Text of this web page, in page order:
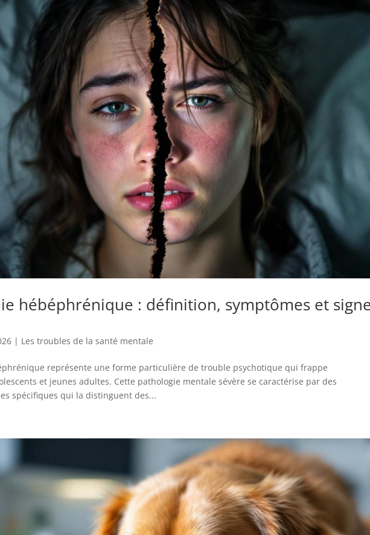
hébéphrénique : définition, symptômes et
| Les troubles de la santé mentale
représente une forme particulière de trouble psychotique qui frappe
et jeunes adultes. Cette pathologie mentale sévère se caractérise par des
spécifiques qui la distinguent des...